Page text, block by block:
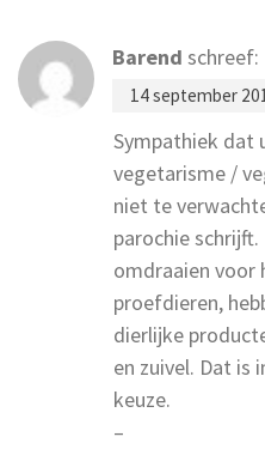
Barend schreef:
14 september
Sympathiek dat
vegetarisme /
niet te
parochie
omdraaien voor
proefdieren,
dierlijke
en zuivel. Dat is
keuze.
–